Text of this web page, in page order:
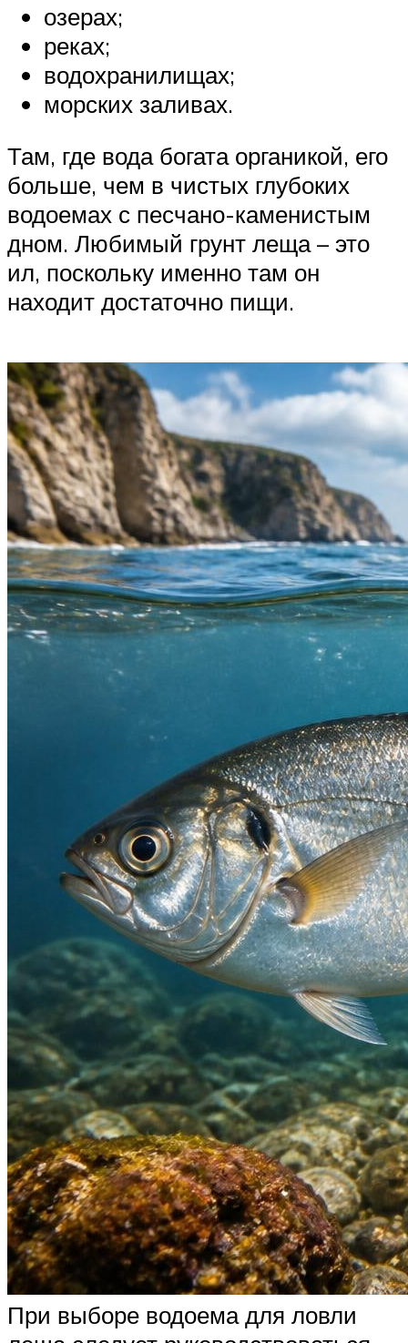
озерах;
реках;
водохранилищах;
морских заливах.
Там, где вода богата органикой, его
больше, чем в чистых глубоких
водоемах с песчано-каменистым
дном. Любимый грунт леща – это
ил, поскольку именно там он
находит достаточно пищи.
При выборе водоема для ловли